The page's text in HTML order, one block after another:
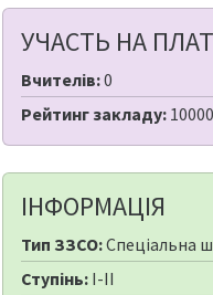
УЧАСТЬ НА
Вчителів:0
Рейтинг закладу: 10000
ІНФОРМАЦІЯ
Тип ЗЗСО:Спеціальна
Ступінь: I-II